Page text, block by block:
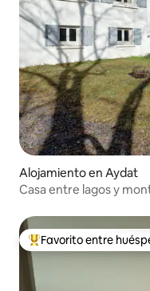
Alojamiento en Aydat
Casa entre lagos y
Favorito entre
Favorito entre